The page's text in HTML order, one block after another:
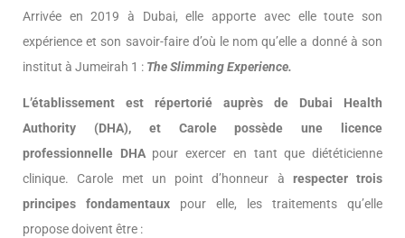
Arrivée en 2019 à Dubai, elle apporte avec elle toute son
expérience et son savoir-faire d’où le nom qu’elle a donné à son
institut à Jumeirah 1 : The Slimming Experience.
L’établissement est répertorié auprès de Dubai Health
Authority (DHA), et Carole possède une licence
professionnelle DHApour exercer en tant que diététicienne
clinique. Carole met un point d’honneur à respecter trois
principes fondamentaux pour elle, les traitements qu’elle
propose doivent être :